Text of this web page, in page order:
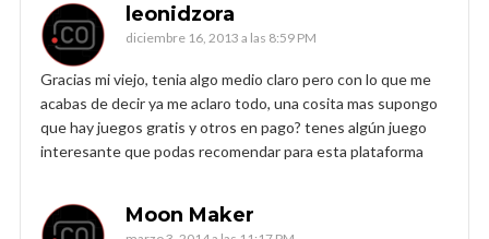
leonidzora
diciembre 16, 2013 a las 8:59 PM
Gracias mi viejo, tenia algo medio claro pero con lo que me
acabas de decir ya me aclaro todo, una cosita mas supongo
que hay juegos gratis y otros en pago? tenes algún juego
interesante que podas recomendar para esta plataforma
Moon Maker